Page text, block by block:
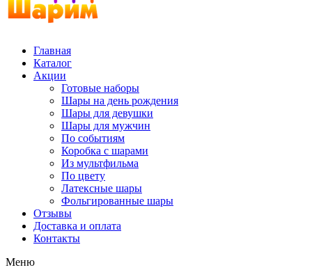
Главная
Каталог
Акции
Готовые наборы
Шары на день рождения
Шары для девушки
Шары для мужчин
По событиям
Коробка с шарами
Из мультфильма
По цвету
Латексные шары
Фольгированные шары
Отзывы
Доставка и оплата
Контакты
Меню